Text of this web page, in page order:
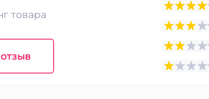
товара